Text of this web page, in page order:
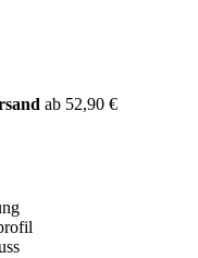
ab 52,90 €